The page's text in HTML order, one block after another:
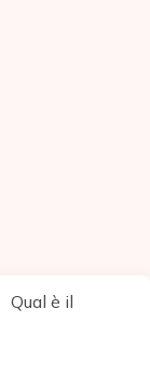
Qual è il